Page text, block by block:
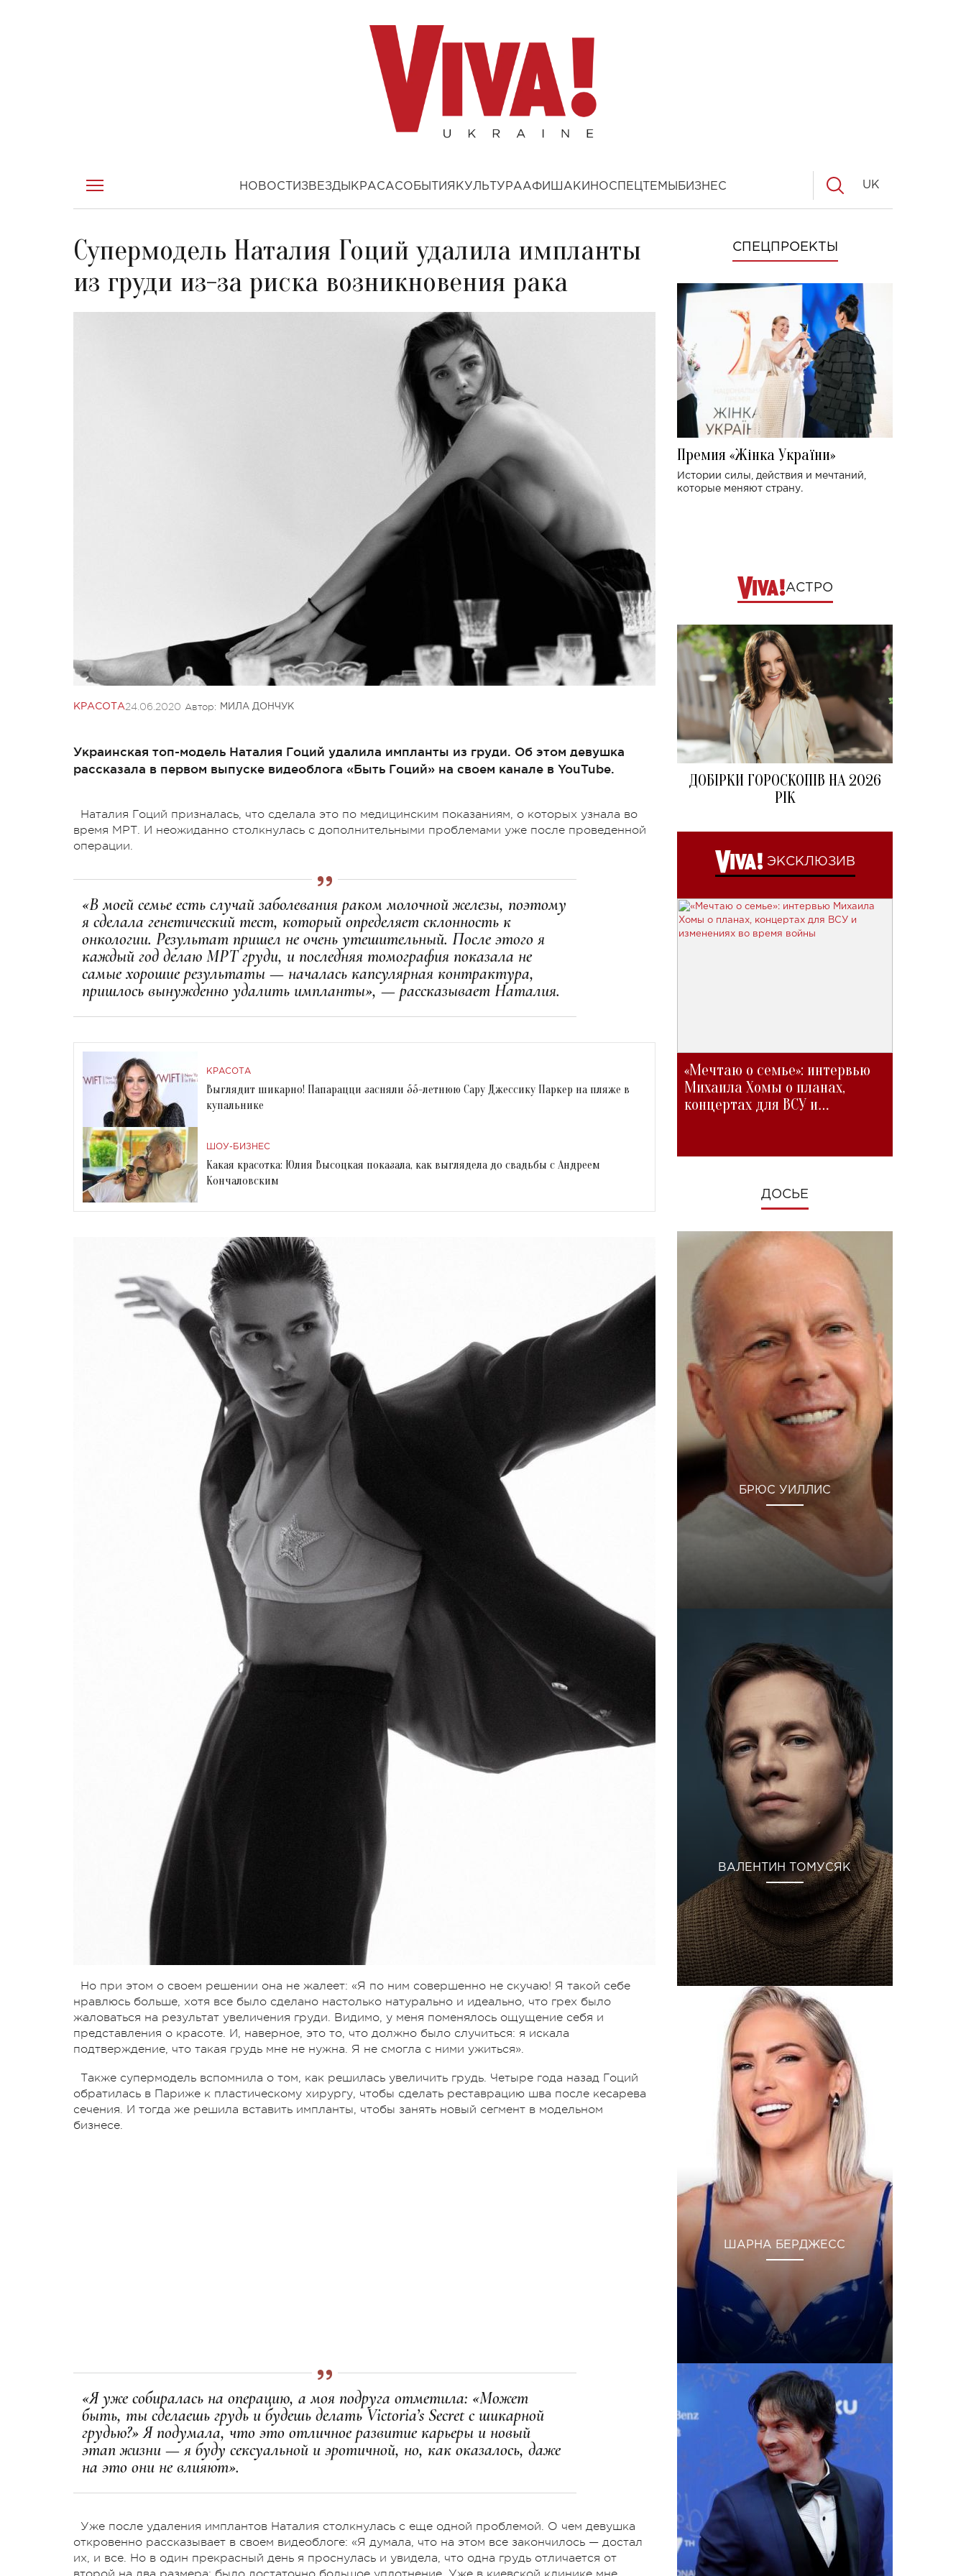
НОВОСТИ ЗВЕЗДЫ КРАСАСОБЫТИЯ КУЛЬТУРААФИША КИНОСПЕЦТЕМЫ БИЗНЕС UK
Супермодель Наталия Гоций удалила импланты
из груди из-за риска возникновения рака
КРАСОТА24.06.2020 Автор: МИЛА ДОНЧУК
Украинская топ-модель Наталия Гоций удалила импланты из груди. Об этом девушка
рассказала в первом выпуске видеоблога «Быть Гоций» на своем канале в YouTube.
Наталия Гоций призналась, что сделала это по медицинским показаниям, о которых узнала во
время МРТ. И неожиданно столкнулась с дополнительными проблемами уже после проведенной
операции.
«В моей семье есть случай заболевания раком молочной железы, поэтому
я сделала генетический тест, который определяет склонность к
онкологии. Результат пришел не очень утешительный. После этого я
каждый год делаю МРТ груди, и последняя томография показала не
самые хорошие результаты — началась капсулярная контрактура,
пришлось вынужденно удалить импланты», — рассказывает Наталия.
КРАСОТА
Выглядит шикарно! Папарацци засняли 55-летнюю Сару Джессику Паркер на пляже в
купальнике
ШОУ-БИЗНЕС
Какая красотка: Юлия Высоцкая показала, как выглядела до свадьбы с Андреем
Кончаловским
Но при этом о своем решении она не жалеет: «Я по ним совершенно не скучаю! Я такой себе
нравлюсь больше, хотя все было сделано настолько натурально и идеально, что грех было
жаловаться на результат увеличения груди. Видимо, у меня поменялось ощущение себя и
представления о красоте. И, наверное, это то, что должно было случиться: я искала
подтверждение, что такая грудь мне не нужна. Я не смогла с ними ужиться».
Также супермодель вспомнила о том, как решилась увеличить грудь. Четыре года назад Гоций
обратилась в Париже к пластическому хирургу, чтобы сделать реставрацию шва после кесарева
сечения. И тогда же решила вставить импланты, чтобы занять новый сегмент в модельном
бизнесе.
«Я уже собиралась на операцию, а моя подруга отметила: «Может
быть, ты сделаешь грудь и будешь делать Victoria’s Secret с шикарной
грудью?» Я подумала, что это отличное развитие карьеры и новый
этап жизни — я буду сексуальной и эротичной, но, как оказалось, даже
на это они не влияют».
Уже после удаления имплантов Наталия столкнулась с еще одной проблемой. О чем девушка
откровенно рассказывает в своем видеоблоге: «Я думала, что на этом все закончилось — достал
их, и все. Но в один прекрасный день я проснулась и увидела, что одна грудь отличается от
СПЕЦПРОЕКТЫ
Премия «Жінка України»
Истории силы, действия и мечтаний,
которые меняют страну.
АСТРО
ДОБІРКИ ГОРОСКОПІВ НА 2026
РІК
ЭКСКЛЮЗИВ
«Мечтаю о семье»: интервью
Михаила Хомы о планах,
концертах для ВСУ и
ДОСЬЕ
БРЮС УИЛЛИС
ВАЛЕНТИН ТОМУСЯК
ШАРНА БЕРДЖЕСС